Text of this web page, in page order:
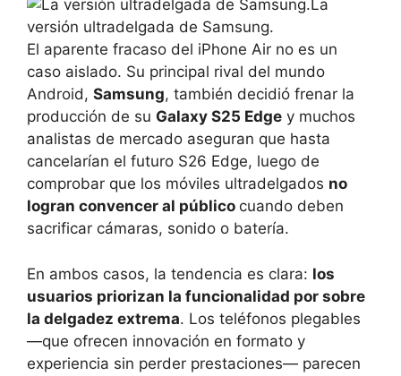
La
versión ultradelgada de Samsung.
El aparente fracaso del iPhone Air no es un
caso aislado. Su principal rival del mundo
Android, Samsung, también decidió frenar la
producción de su Galaxy S25 Edge y muchos
analistas de mercado aseguran que hasta
cancelarían el futuro S26 Edge, luego de
comprobar que los móviles ultradelgados no
logran convencer al público cuando deben
sacrificar cámaras, sonido o batería.
En ambos casos, la tendencia es clara: los
usuarios priorizan la funcionalidad por sobre
la delgadez extrema. Los teléfonos plegables
—que ofrecen innovación en formato y
experiencia sin perder prestaciones— parecen